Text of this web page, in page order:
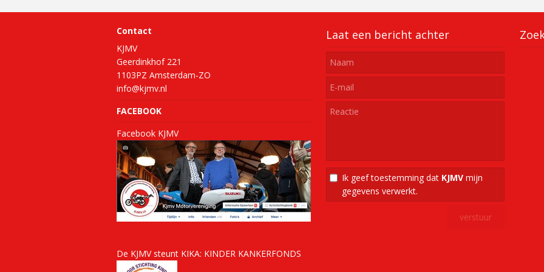
Contact
KJMV
Geerdinkhof 221
1103PZ Amsterdam-ZO
info@kjmv.nl
FACEBOOK
Facebook KJMV
De KJMV steunt KIKA: KINDER KANKERFONDS
Laat een bericht achter
Ik geef toestemming dat KJMV mijn
gegevens verwerkt.